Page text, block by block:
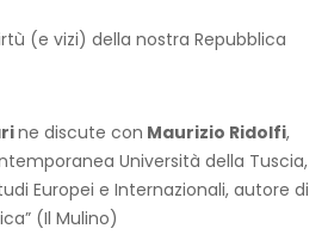
(e vizi) della nostra Repubblica
ne discute con Maurizio Ridolfi,
Università della Tuscia,
Europei e Internazionali, autore di
(Il Mulino)